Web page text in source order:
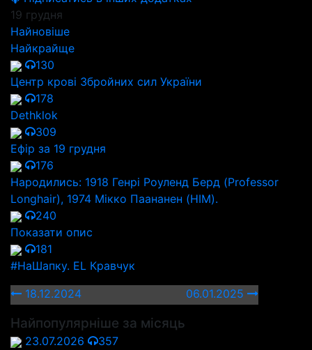
19 грудня
Найновіше
Найкрайще
130
Центр крові Збройних сил України
178
Dethklok
309
Ефір за 19 грудня
176
Народились: 1918 Генрі Роуленд Берд (Professor
Longhair), 1974 Мікко Паананен (HIM).
240
Показати опис
181
#НаШапку. EL Кравчук
18.12.2024
06.01.2025
Найпопулярніше за місяць
23.07.2026
357